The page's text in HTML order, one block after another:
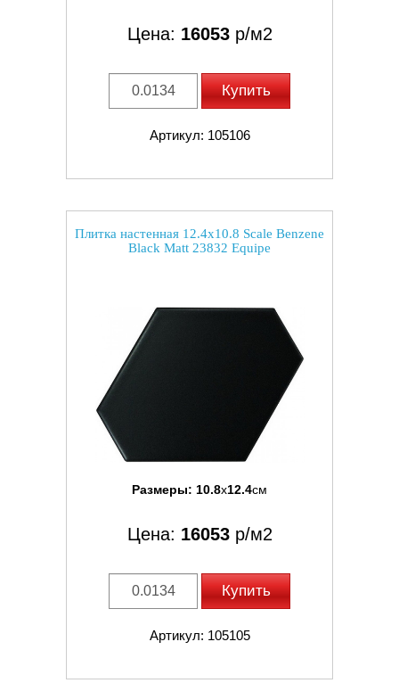
Цена: 16053р/м2
Купить
Артикул: 105106
Плитка настенная 12.4x10.8 Scale Benzene
Black Matt 23832 Equipe
Размеры: 10.8x12.4см
Цена: 16053р/м2
Купить
Артикул: 105105